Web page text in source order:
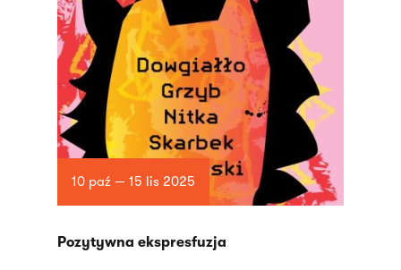
10 paź — 15 lis 2025
Pozytywna ekspresfuzja